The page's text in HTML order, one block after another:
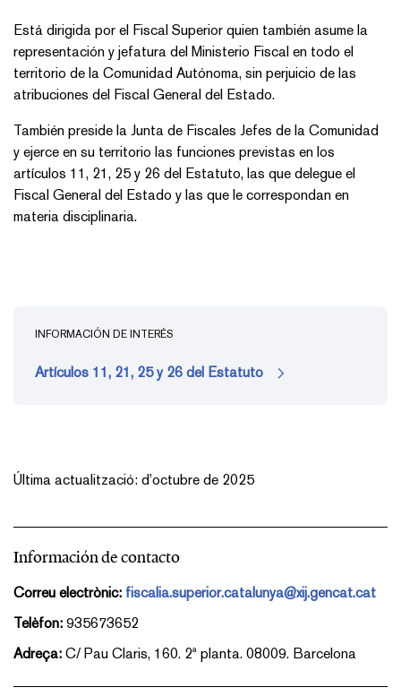
Está dirigida por el Fiscal Superior quien también asume la
representación y jefatura del Ministerio Fiscal en todo el
territorio de la Comunidad Autónoma, sin perjuicio de las
atribuciones del Fiscal General del Estado.
También preside la Junta de Fiscales Jefes de la Comunidad
y ejerce en su territorio las funciones previstas en los
artículos 11, 21, 25 y 26 del Estatuto, las que delegue el
Fiscal General del Estado y las que le correspondan en
materia disciplinaria.
INFORMACIÓN DE INTERÉS
Artículos 11, 21, 25 y 26 del Estatuto
Última actualització: d’octubre de 2025
Información de contacto
Correu electrònic: fiscalia.superior.catalunya@xij.gencat.cat
Telèfon: 935673652
Adreça: C/ Pau Claris, 160. 2ª planta. 08009. Barcelona